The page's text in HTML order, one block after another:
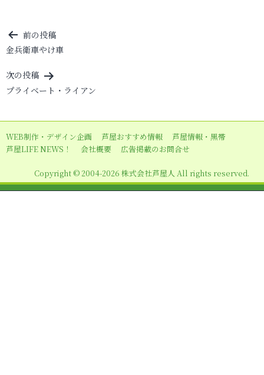
投
稿
ナ
ビ
ー
シ
ン
前の投稿
金兵衛車やけ車
次の投稿
プライベート・ライアン
WEB制作・デザイン企画 芦屋おすすめ情報
芦屋情報・黒帯
芦屋LIFE NEWS！
会社概要 広告掲載のお問合せ
Copyright © 2004-2026 株式会社芦屋人 All rights reserved.